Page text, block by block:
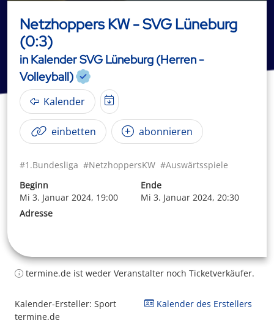
Netzhoppers KW - SVG Lüneburg
(0:3)
in Kalender SVG Lüneburg (Herren -
Volleyball)
Kalender
einbetten abonnieren
#1.Bundesliga #NetzhoppersKW #Auswärtsspiele
Beginn
Mi 3. Januar 2024, 19:00
Ende
Mi 3. Januar 2024, 20:30
Adresse
termine.de ist weder Veranstalter noch Ticketverkäufer.
Kalender-Ersteller: Sport
termine.de
Kalender des Erstellers